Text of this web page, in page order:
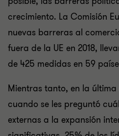
crecimiento. La Comisión
nuevas barreras al
fuera de la UE en 2018,
de 425 medidas en 59
Mientras tanto, en la última
cuando se les preguntó
externas a la expansión